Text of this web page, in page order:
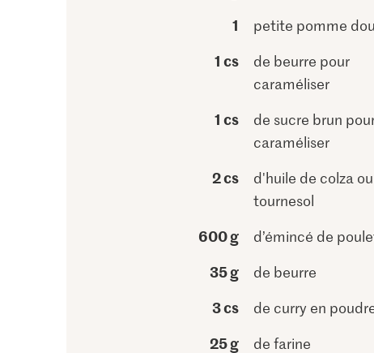
1 petite pomme
1 cs
de beurre pour
caraméliser
1 cs
de sucre brun
caraméliser
2 cs
d'huile de colza
tournesol
600 g d’émincé de
35 g de beurre
3 cs de curry en
25 g de farine